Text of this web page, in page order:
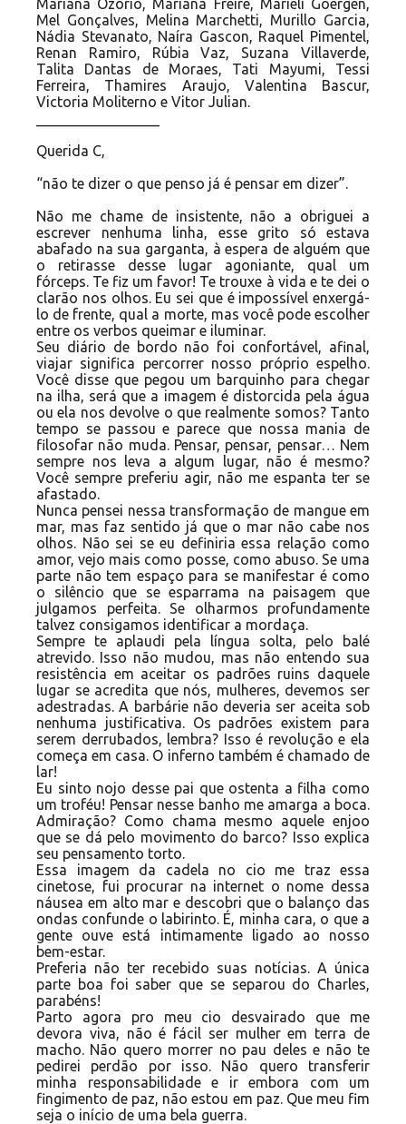
Mariana Ozório, Mariana Freire, Marieli Goergen,
Mel Gonçalves, Melina Marchetti, Murillo Garcia,
Nádia Stevanato, Naíra Gascon, Raquel Pimentel,
Renan Ramiro, Rúbia Vaz, Suzana Villaverde,
Talita Dantas de Moraes, Tati Mayumi, Tessi
Ferreira, Thamires Araujo, Valentina Bascur,
Victoria Moliterno e Vitor Julian.
Querida C,
“não te dizer o que penso já é pensar em dizer”.
Não me chame de insistente, não a obriguei a
escrever nenhuma linha, esse grito só estava
abafado na sua garganta, à espera de alguém que
o retirasse desse lugar agoniante, qual um
fórceps. Te fiz um favor! Te trouxe à vida e te dei o
clarão nos olhos. Eu sei que é impossível enxergá-
lo de frente, qual a morte, mas você pode escolher
entre os verbos queimar e iluminar.
Seu diário de bordo não foi confortável, afinal,
viajar significa percorrer nosso próprio espelho.
Você disse que pegou um barquinho para chegar
na ilha, será que a imagem é distorcida pela água
ou ela nos devolve o que realmente somos? Tanto
tempo se passou e parece que nossa mania de
filosofar não muda. Pensar, pensar, pensar… Nem
sempre nos leva a algum lugar, não é mesmo?
Você sempre preferiu agir, não me espanta ter se
afastado.
Nunca pensei nessa transformação de mangue em
mar, mas faz sentido já que o mar não cabe nos
olhos. Não sei se eu definiria essa relação como
amor, vejo mais como posse, como abuso. Se uma
parte não tem espaço para se manifestar é como
o silêncio que se esparrama na paisagem que
julgamos perfeita. Se olharmos profundamente
talvez consigamos identificar a mordaça.
Sempre te aplaudi pela língua solta, pelo balé
atrevido. Isso não mudou, mas não entendo sua
resistência em aceitar os padrões ruins daquele
lugar se acredita que nós, mulheres, devemos ser
adestradas. A barbárie não deveria ser aceita sob
nenhuma justificativa. Os padrões existem para
serem derrubados, lembra? Isso é revolução e ela
começa em casa. O inferno também é chamado de
lar!
Eu sinto nojo desse pai que ostenta a filha como
um troféu! Pensar nesse banho me amarga a boca.
Admiração? Como chama mesmo aquele enjoo
que se dá pelo movimento do barco? Isso explica
seu pensamento torto.
Essa imagem da cadela no cio me traz essa
cinetose, fui procurar na internet o nome dessa
náusea em alto mar e descobri que o balanço das
ondas confunde o labirinto. É, minha cara, o que a
gente ouve está intimamente ligado ao nosso
bem-estar.
Preferia não ter recebido suas notícias. A única
parte boa foi saber que se separou do Charles,
parabéns!
Parto agora pro meu cio desvairado que me
devora viva, não é fácil ser mulher em terra de
macho. Não quero morrer no pau deles e não te
pedirei perdão por isso. Não quero transferir
minha responsabilidade e ir embora com um
fingimento de paz, não estou em paz. Que meu fim
seja o início de uma bela guerra.